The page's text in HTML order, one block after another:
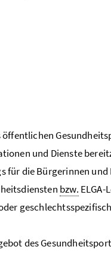
öffentlichen
und Dienste
für die Bürgerinnen
bzw.
des